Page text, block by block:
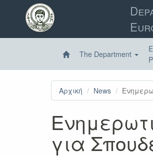
content
The Department
Αρχική News
για